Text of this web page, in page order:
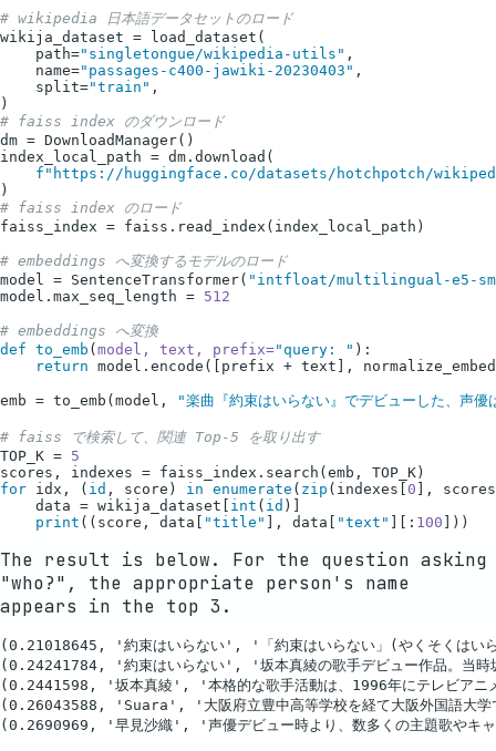
# wikipedia 日本語データセットのロード
wikija_dataset = load_dataset(
    path=
"singletongue/wikipedia-utils" ,
    name=
"passages-c400-jawiki-20230403" ,
    split=
"train" ,
# faiss index のダウンロード
dm = DownloadManager()
index_local_path = dm.download(
f"https://huggingface.co/datasets/hotchpotch/
# faiss index のロード
faiss_index = faiss.read_index(index_local_path)
# embeddings へ変換するモデルのロード
model = SentenceTransformer( "intfloat/multilingual-e5-
model.max_seq_length = 512
# embeddings へ変換
def to_emb ( model, text, prefix="query: " ):
return model.encode([prefix + text],
emb = to_emb(model, "楽曲『約束はいらない』でデビューした、声優
# faiss で検索して、関連 Top-5 を取り出す
TOP_K = 5
for idx, ( id , score) in enumerate ( zip (indexes[ 0 ],
    data = wikija_dataset[
int ( id )]
print ((score, data[ "title" ], data[ "text" ][: 100
The result is below. For the question asking
"who?", the appropriate person's name
appears in the top 3.
(0.21018645, '約束はいらない', '「約束はいらない」(やくそくはい
(0.24241784, '約束はいらない', '坂本真綾の歌手デビュー作品。当時坂
(0.2441598, '坂本真綾', '本格的な歌手活動は、1996年にテレビアニメ
(0.26043588, 'Suara', '大阪府立豊中高等学校を経て大阪外国語大学で